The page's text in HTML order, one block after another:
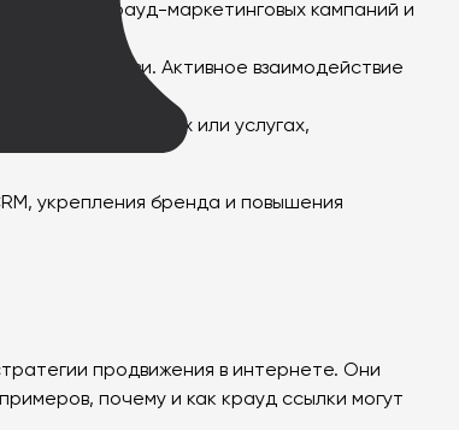
крауд-маркетинговых кампаний и
связи. Активное взаимодействие
ваших продуктах или услугах,
укрепления бренда и повышения
продвижения в интернете. Они
почему и как крауд ссылки могут